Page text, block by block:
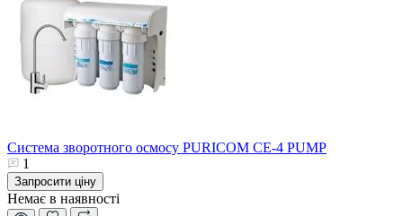
Система зворотного осмосу PURICOM CE-4 PUMP
1
Запросити ціну
Немає в наявності